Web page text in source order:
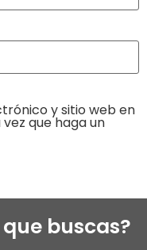
y sitio web en
que haga un
buscas?